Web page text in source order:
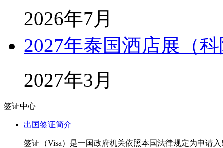
2026年7月
2027年泰国酒店展（
2027年3月
签证中心
出国签证简介
签证（Visa）是一国政府机关依照本国法律规定为申请